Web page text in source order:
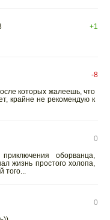
+1
-8
которых жалеешь, что
крайне не рекомендую к
0
оборванца,
жизнь простого холопа,
того...
0